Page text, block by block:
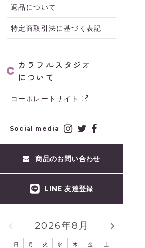
返品について
特定商取引法に基づく表記
カラフルスタジオ
について
コーポレートサイト
Social media
商品のお問い合わせ
LINE 友達登録
2026年8月
日 月 火 水 木 金 土